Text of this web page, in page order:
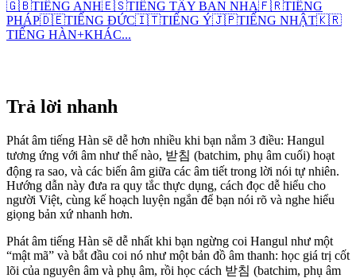
🇬🇧TIẾNG ANH🇪🇸TIẾNG TÂY BAN NHA🇫🇷TIẾNG
PHÁP🇩🇪TIẾNG ĐỨC🇮🇹TIẾNG Ý🇯🇵TIẾNG NHẬT🇰🇷
TIẾNG HÀN+KHÁC...
Trả lời nhanh
Phát âm tiếng Hàn sẽ dễ hơn nhiều khi bạn nắm 3 điều: Hangul
tương ứng với âm như thế nào, 받침 (batchim, phụ âm cuối) hoạt
động ra sao, và các biến âm giữa các âm tiết trong lời nói tự nhiên.
Hướng dẫn này đưa ra quy tắc thực dụng, cách đọc dễ hiểu cho
người Việt, cùng kế hoạch luyện ngắn để bạn nói rõ và nghe hiểu
giọng bản xứ nhanh hơn.
Phát âm tiếng Hàn sẽ dễ nhất khi bạn ngừng coi Hangul như một
“mật mã” và bắt đầu coi nó như một bản đồ âm thanh: học giá trị cốt
lõi của nguyên âm và phụ âm, rồi học cách 받침 (batchim, phụ âm